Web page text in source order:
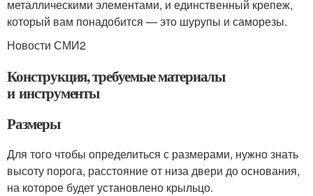
металлическими элементами, и единственный крепеж,
который вам понадобится — это шурупы и саморезы.
Новости СМИ2
Конструкция, требуемые материалы
и инструменты
Размеры
Для того чтобы определиться с размерами, нужно знать
высоту порога, расстояние от низа двери до основания,
на которое будет установлено крыльцо.